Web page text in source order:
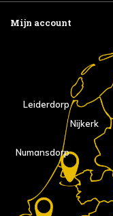
Mijn account
Nijkerk
Numansdorp
Leiderdorp